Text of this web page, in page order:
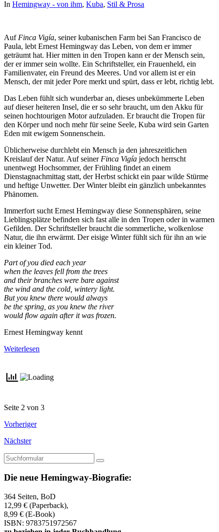
In Hemingway - von ihm, Kuba, Stil & Prosa
Auf Finca Vigía, seiner kubanischen Farm bei San Francisco de
Paula, lebt Ernest Hemingway das Leben, von dem er immer
geträumt hat. Hier mitten in den Tropen kann er der Mensch sein,
der er immer sein wollte. Ein Schriftsteller, ein Frauenheld, ein
Familienvater, ein Freund des Meeres. Und vor allem ist er ein
Mensch, der mit jeder Pore merkt und spürt, dass er lebt, richtig lebt.
Das Leben fühlt sich wunderbar an, dieses unbekümmerte Leben
auf dieser heiteren Insel, die er so sehr braucht, um den Akku für
seinen hochtourigen Motor aufzuladen. Er braucht die Tropen für
den Körper und noch mehr für seine Seele, Kuba wird sein Garten
Eden mit ewigem Sonnenschein.
Üblicherweise durchlebt ein Mensch ja den jahreszeitlichen
Kreislauf der Natur. Auf seiner Finca Vigía jedoch herrscht
unentwegt Hochsommer, der Frühling findet an einem
Dienstagnachmittag statt, der Herbst schickt ein paar wilde Stürme
und heftige Unwetter. Der Winter bleibt ein gänzlich unbekanntes
Phänomen.
Immerfort sucht Ernest Hemingway diese Sonnensphären, seine
Lieblingsplätze befinden sich fast alle in den Tropen oder in warmen
Gefilden. Der Schriftsteller braucht die sommerliche, wolkenlose
Natur, die ihn erwärmt. Der eisige Winter fühlt sich für ihn an wie
ein kleiner Tod.
Part of you died each year
when the leaves fell from the trees
and their branches were bare against
the wind and the cold, wintery light.
But you knew there would always
be the spring, as you knew the river
would flow again after it was frozen.
Ernest Hemingway kennt
Weiterlesen
Seite 2 von 3
Vorheriger
Nächster
Suchen
Die neue Hemingway-Biografie:
364 Seiten, BoD
12,99 € (Paperback),
8,99 € (E-Book)
ISBN: 9783751972567